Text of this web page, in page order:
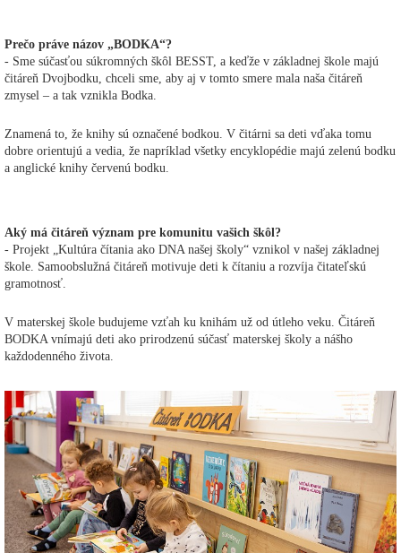
Prečo práve názov „BODKA“?
- Sme súčasťou súkromných škôl BESST, a keďže v základnej škole majú
čitáreň Dvojbodku, chceli sme, aby aj v tomto smere mala naša čitáreň
zmysel – a tak vznikla Bodka.
Znamená to, že knihy sú označené bodkou. V čitárni sa deti vďaka tomu
dobre orientujú a vedia, že napríklad všetky encyklopédie majú zelenú bodku
a anglické knihy červenú bodku.
Aký má čitáreň význam pre komunitu vašich škôl?
- Projekt „Kultúra čítania ako DNA našej školy“ vznikol v našej základnej
škole. Samoobslužná čitáreň motivuje deti k čítaniu a rozvíja čitateľskú
gramotnosť.
V materskej škole budujeme vzťah ku knihám už od útleho veku. Čitáreň
BODKA vnímajú deti ako prirodzenú súčasť materskej školy a nášho
každodenného života.